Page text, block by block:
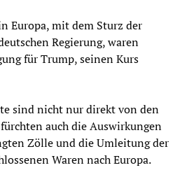
Europa, mit dem Sturz der
Regierung, waren
für Trump, seinen Kurs
sind nicht nur direkt von den
auch die Auswirkungen
Zölle und die Umleitung der
Waren nach Europa.